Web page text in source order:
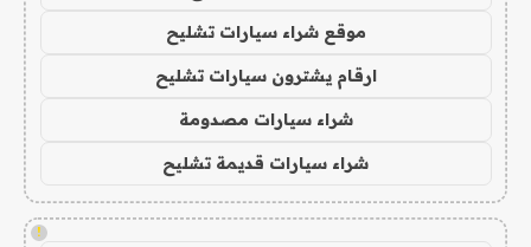
موقع شراء سيارات تشليح
ارقام يشترون سيارات تشليح
شراء سيارات مصدومة
شراء سيارات قديمة تشليح
!